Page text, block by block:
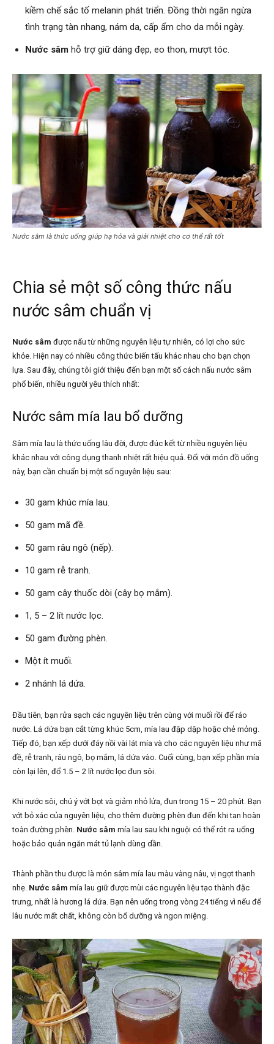
kiềm chế sắc tố melanin phát triển. Đồng thời ngăn ngừa
tình trạng tàn nhang, nám da, cấp ẩm cho da mỗi ngày.
Nước sâm hỗ trợ giữ dáng đẹp, eo thon, mượt tóc.
Nước sâm là thức uống giúp hạ hỏa và giải nhiệt cho cơ thể rất tốt
Chia sẻ một số công thức nấu
nước sâm chuẩn vị
Nước sâm được nấu từ những nguyên liệu tự nhiên, có lợi cho sức
khỏe. Hiện nay có nhiều công thức biến tấu khác nhau cho bạn chọn
lựa. Sau đây, chúng tôi giới thiệu đến bạn một số cách nấu nước sâm
phổ biến, nhiều người yêu thích nhất:
Nước sâm mía lau bổ dưỡng
Sâm mía lau là thức uống lâu đời, được đúc kết từ nhiều nguyên liệu
khác nhau với công dụng thanh nhiệt rất hiệu quả. Đối với món đồ uống
này, bạn cần chuẩn bị một số nguyên liệu sau:
30 gam khúc mía lau.
50 gam mã đề.
50 gam râu ngô (nếp).
10 gam rễ tranh.
50 gam cây thuốc dòi (cây bọ mắm).
1, 5 – 2 lít nước lọc.
50 gam đường phèn.
Một ít muối.
2 nhánh lá dứa.
Đầu tiên, bạn rửa sạch các nguyên liệu trên cùng với muối rồi để ráo
nước. Lá dứa bạn cắt từng khúc 5cm, mía lau đập dập hoặc chẻ mỏng.
Tiếp đó, bạn xếp dưới đáy nồi vài lát mía và cho các nguyên liệu như mã
đề, rễ tranh, râu ngô, bọ mắm, lá dứa vào. Cuối cùng, bạn xếp phần mía
còn lại lên, đổ 1.5 – 2 lít nước lọc đun sôi.
Khi nước sôi, chú ý vớt bọt và giảm nhỏ lửa, đun trong 15 – 20 phút. Bạn
vớt bỏ xác của nguyên liệu, cho thêm đường phèn đun đến khi tan hoàn
toàn đường phèn. Nước sâm mía lau sau khi nguội có thể rót ra uống
hoặc bảo quản ngăn mát tủ lạnh dùng dần.
Thành phần thu được là món sâm mía lau màu vàng nâu, vị ngọt thanh
nhẹ. Nước sâm mía lau giữ được mùi các nguyên liệu tạo thành đặc
trưng, nhất là hương lá dứa. Bạn nên uống trong vòng 24 tiếng vì nếu để
lâu nước mất chất, không còn bổ dưỡng và ngon miệng.